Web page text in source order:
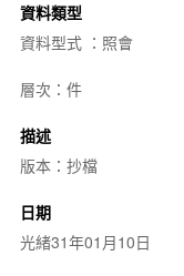
資料類型
資料型式 ：照會
層次：件
描述
版本：抄檔
日期
光緒31年01月10日